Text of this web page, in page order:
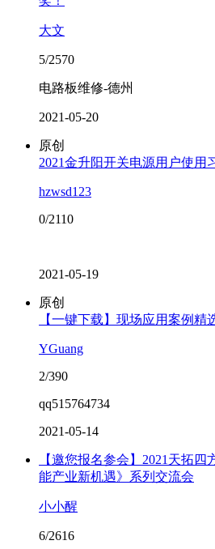
大文
5/2570
电路板维修-德州
2021-05-20
原创
2021金升阳开关电源用户使用
hzwsd123
0/2110
2021-05-19
原创
【一键下载】现场应用案例精
YGuang
2/390
qq515764734
2021-05-14
【邀您报名参会】2021天拓
能产业新机遇》系列交流会
小小醒
6/2616